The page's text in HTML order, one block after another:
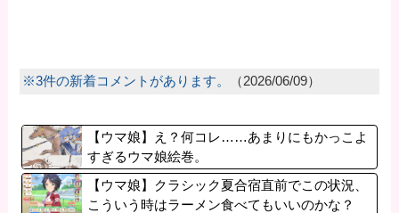
※3件の新着コメントがあります。 （2026/06/09）
【ウマ娘】え？何コレ……あまりにもかっこよ
すぎるウマ娘絵巻。
【ウマ娘】クラシック夏合宿直前でこの状況、
こういう時はラーメン食べてもいいのかな？